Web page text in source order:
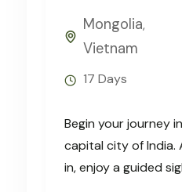
Mongolia,
Vietnam
17 Days
Begin your journey
capital city of
in, enjoy a guided